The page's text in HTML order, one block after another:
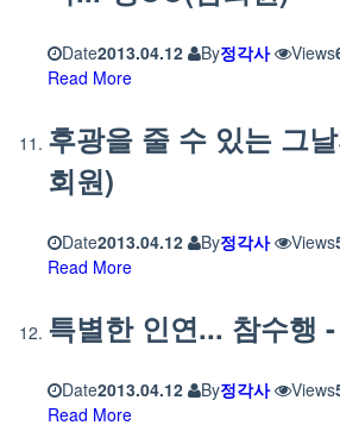
Date2013.04.12 By정각사 Views
Read More
후광을 줄 수 있는 그
회원)
Date2013.04.12 By정각사 Views
Read More
특별한 인연... 참수행
Date2013.04.12 By정각사 Views
Read More